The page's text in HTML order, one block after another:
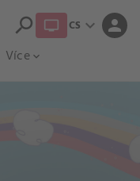
Více expand_more
search CS expand_more person